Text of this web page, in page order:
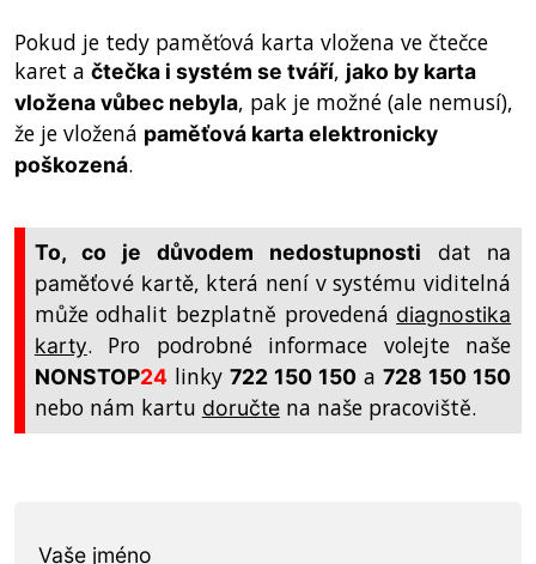
Pokud je tedy paměťová karta vložena ve čtečce
karet a čtečka i systém se tváří, jako by karta
vložena vůbec nebyla, pak je možné (ale nemusí),
že je vložená paměťová karta elektronicky
poškozená.
To, co je důvodem nedostupnosti
dat na
paměťové kartě, která není v systému viditelná
může odhalit bezplatně provedená diagnostika
karty. Pro podrobné informace volejte naše
NONSTOP24linky 722 150 150 a728 150 150
nebo nám kartu doručtena naše pracoviště.
Vaše jméno